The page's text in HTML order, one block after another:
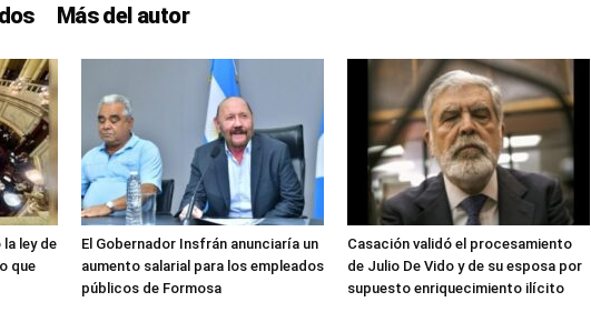
Más del autor
ley de
que
El Gobernador Insfrán anunciaría un
aumento salarial para los empleados
públicos de Formosa
Casación validó el procesamiento
de Julio De Vido y de su esposa por
supuesto enriquecimiento ilícito